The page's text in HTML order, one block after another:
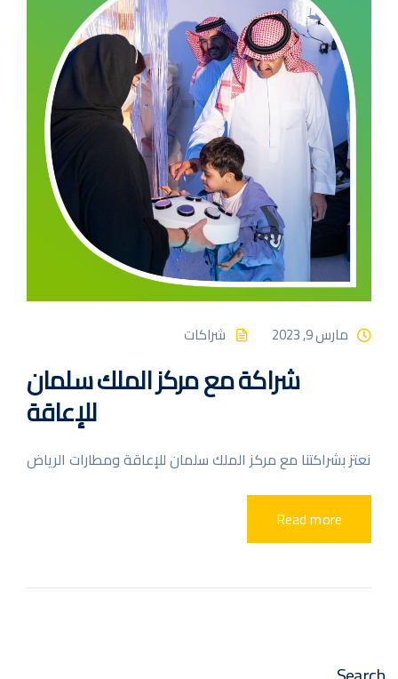
مارس 9, 2023 شراكات
شراكة مع مركز الملك سلمان
للإعاقة
نعتز بشراكتنا مع مركز الملك سلمان للإعاقة ومطارات الرياض
Read more